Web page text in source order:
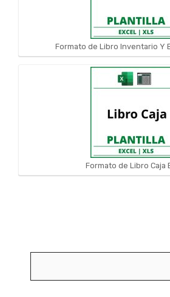
Formato de Libro Inventario Y
Formato de Libro Caja